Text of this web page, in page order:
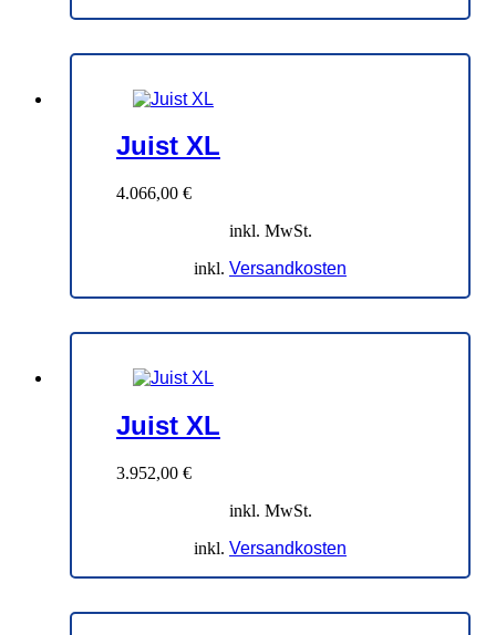
Juist XL
4.066,00 €
inkl. MwSt.
inkl. Versandkosten
Juist XL
3.952,00 €
inkl. MwSt.
inkl. Versandkosten